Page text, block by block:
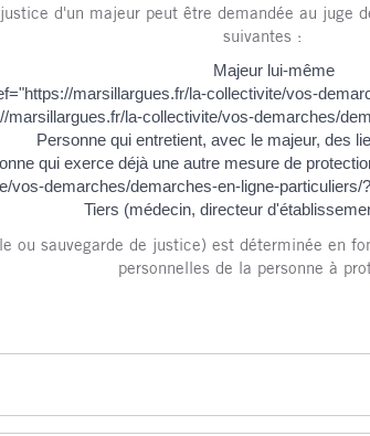
d'un majeur peut être demandée au juge
suivantes :
Majeur lui-même
marsillargues.fr/la-collectivite/vos-
marsillargues.fr/la-collectivite/vos-demarches/
Personne qui entretient, avec le majeur, des
qui exerce déjà une autre mesure de
vos-demarches/demarches-en-ligne-
Tiers (médecin, directeur
ou sauvegarde de justice) est déterminée en
personnelles de la personne à